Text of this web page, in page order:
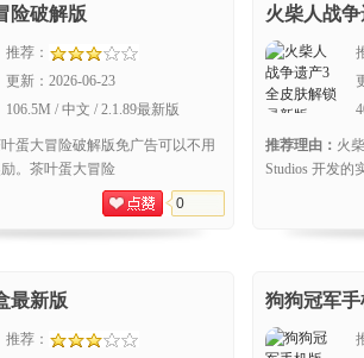
险破解版
推荐：
更新： 2026-06-23
106.5M / 中文 / 2.1.89最新版
蛋大冒险破解版免广告可以不用
。茶叶蛋大冒险
0
火柴人战
(Stick War:
推荐理由： 火
Studios 开发的
最新版
推荐：
狗狗冠军